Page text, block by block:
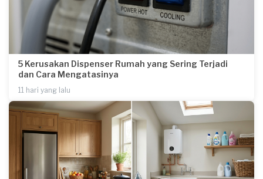
5 Kerusakan Dispenser Rumah yang Sering Terjadi
dan Cara Mengatasinya
11 hari yang lalu